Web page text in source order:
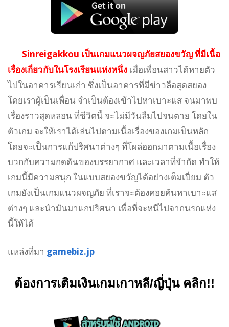
Sinreigakkou เป็นเกมแนวผจญภัยสยองขวัญ ที่มีเนื้อ
เรื่องเกี่ยวกับในโรงเรียนแห่งหนึ่ง เมื่อเพื่อนสาวได้หายตัว
ไปในอาคารเรียนเก่า ซึ่งเป็นอาคารที่มีข่าวลือสุดสยอง
โดยเราผู้เป็นเพื่อน จำเป็นต้องเข้าไปหาเบาะแส จนมาพบ
เรื่องราวสุดหลอน ที่ชีวิตนี้ จะไม่มีวันลืมไปจนตาย โดยใน
ตัวเกม จะให้เราได้เล่นไปตามเนื้อเรื่องของเกมเป็นหลัก
โดยจะเป็นการแก้ปริศนาต่างๆ ที่โผล่ออกมาตามเนื้อเรื่อง
บวกกับความกดดันของบรรยากาศ และเวลาที่จำกัด ทำให้
เกมนี้มีความสนุก ในแบบสยองขวัญได้อย่างเต็มเปี่ยม ตัว
เกมยังเป็นเกมแนวผจญภัย ที่เราจะต้องคอยค้นหาเบาะแส
ต่างๆ และนำมันมาแกปริศนา เพื่อที่จะหนีไปจากนรกแห่ง
นี้ให้ได้
แหล่งที่มา gamebiz.jp
ต้องการเติมเงินเกมเกาหลี/ญี่ปุ่น คลิก!!